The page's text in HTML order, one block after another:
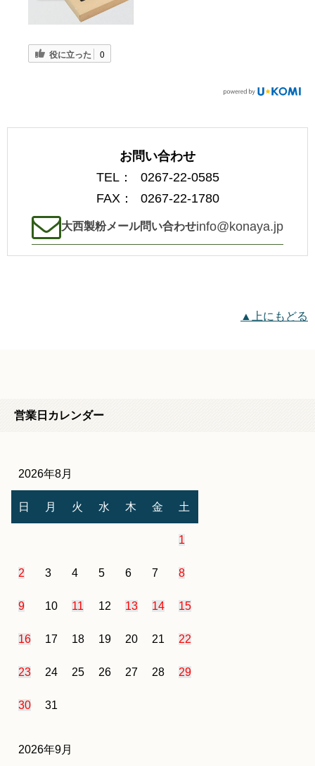
役に立った 0
お問い合わせ
TEL：
0267-22-0585
FAX：
0267-22-1780
大西製粉メール問い合わせinfo@konaya.jp
▲上にもどる
営業日カレンダー
2026年8月
日 月 火 水 木 金 土
1
2 3 4 5 6 7 8
9 10 11 12 13 14 15
16 17 18 19 20 21 22
23 24 25 26 27 28 29
30 31
2026年9月